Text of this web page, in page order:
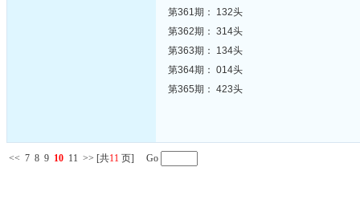
第361期： 132头
第362期： 314头
第363期： 134头
第364期： 014头
第365期： 423头
<< 7 8 9 10 11 >> [共11 页] Go